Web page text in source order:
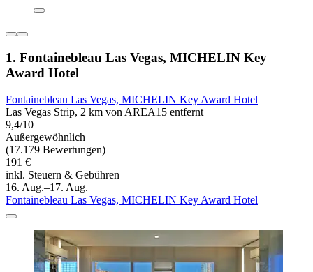
1. Fontainebleau Las Vegas, MICHELIN Key
Award Hotel
Fontainebleau Las Vegas, MICHELIN Key Award Hotel
Las Vegas Strip, 2 km von AREA15 entfernt
9,4/10
Außergewöhnlich
(17.179 Bewertungen)
191 €
inkl. Steuern & Gebühren
16. Aug.–17. Aug.
Fontainebleau Las Vegas, MICHELIN Key Award Hotel